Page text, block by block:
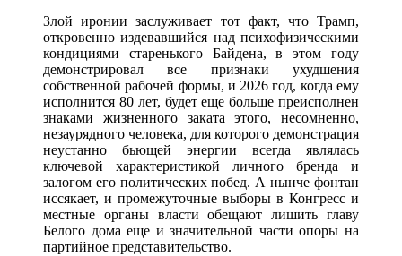
Злой иронии заслуживает тот факт, что Трамп,
откровенно издевавшийся над психофизическими
кондициями старенького Байдена, в этом году
демонстрировал все признаки ухудшения
собственной рабочей формы, и 2026 год, когда ему
исполнится 80 лет, будет еще больше преисполнен
знаками жизненного заката этого, несомненно,
незаурядного человека, для которого демонстрация
неустанно бьющей энергии всегда являлась
ключевой характеристикой личного бренда и
залогом его политических побед. А нынче фонтан
иссякает, и промежуточные выборы в Конгресс и
местные органы власти обещают лишить главу
Белого дома еще и значительной части опоры на
партийное представительство.